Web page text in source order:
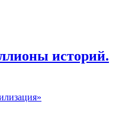
историй.